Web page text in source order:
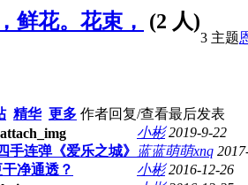
鲜花。花束， (2 人)
3 主题
精华 更多 作者回复/查看最后发表
小彬 2019-9-22
手连弹《爱乐之城》 蓝蓝萌萌xnq
净通透？
小彬 2016-12-26